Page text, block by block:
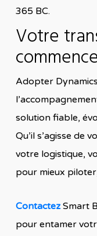
365 BC.
Votre
Adopter
solution fiable,
Qu’il s’agisse de
votre logistique,
pour mieux
ContactezSmart
pour entamer